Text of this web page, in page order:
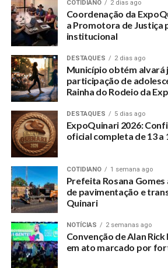
COTIDIANO 2 dias ago
Coordenação da
a Promotora de Justiça
institucional
DESTAQUES 2 dias ago
Município obtém alvará
participação de
Rainha do Rodeio da
DESTAQUES 5 dias ago
ExpoQuinari 2026:
oficial completa de 13 a
COTIDIANO 1 semana ago
Prefeita Rosana
de pavimentação e
Quinari
NOTÍCIAS 2 semanas ago
Convenção de Alan
em ato marcado por